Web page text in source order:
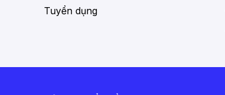
Tuyển dụng